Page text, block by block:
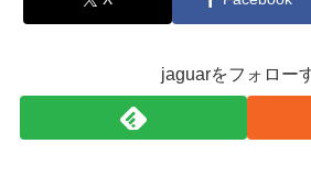
jaguarをフォロー